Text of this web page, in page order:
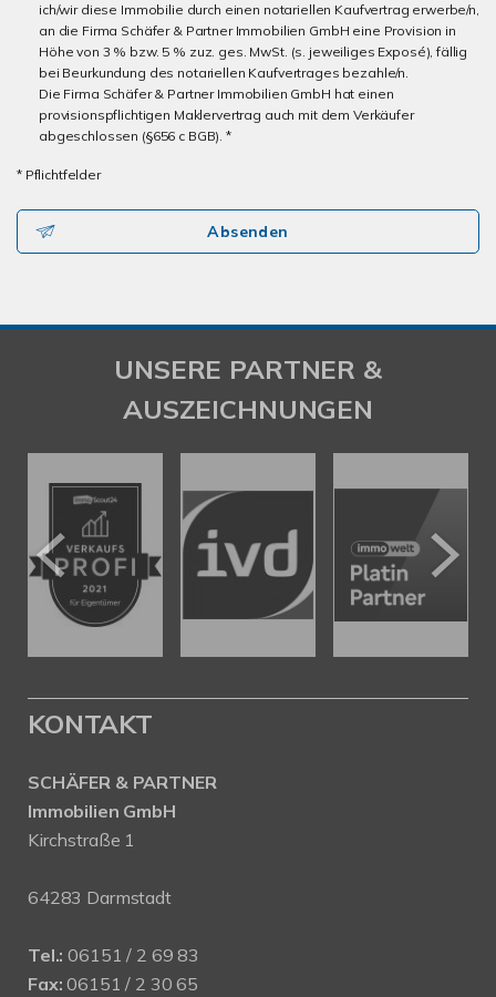
ich/wir diese Immobilie durch einen notariellen Kaufvertrag erwerbe/n,
an die Firma Schäfer & Partner Immobilien GmbH eine Provision in
Höhe von 3 % bzw. 5 % zuz. ges. MwSt. (s. jeweiliges Exposé), fällig
bei Beurkundung des notariellen Kaufvertrages bezahle/n.
Die Firma Schäfer & Partner Immobilien GmbH hat einen
provisionspflichtigen Maklervertrag auch mit dem Verkäufer
abgeschlossen (§656 c BGB). *
* Pflichtfelder
Absenden
UNSERE PARTNER &
AUSZEICHNUNGEN
KONTAKT
SCHÄFER & PARTNER
Immobilien GmbH
Kirchstraße 1
64283 Darmstadt
Tel.: 06151 / 2 69 83
Fax: 06151 / 2 30 65